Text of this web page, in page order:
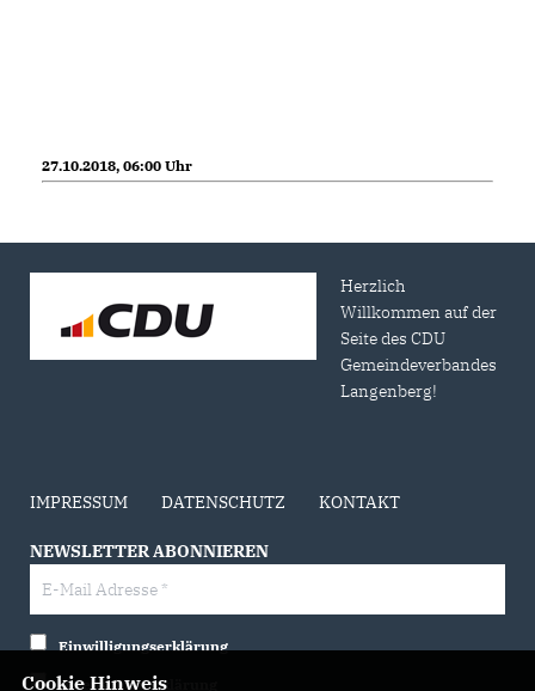
27.10.2018, 06:00 Uhr
Herzlich
Willkommen auf der
Seite des CDU
Gemeindeverbandes
Langenberg!
IMPRESSUM DATENSCHUTZ KONTAKT
NEWSLETTER ABONNIEREN
Einwilligungserklärung
Datenschutzerklärung
Cookie Hinweis